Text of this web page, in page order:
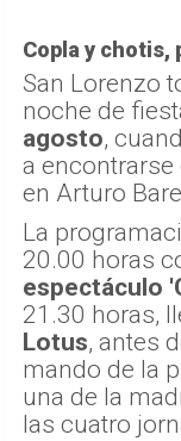
Copla y chotis,
San Lorenzo
noche de
agosto,
a
en Arturo
La
20.00 horas
espectáculo
21.30 horas,
Lotus, antes
mando de la
una de la
las cuatro